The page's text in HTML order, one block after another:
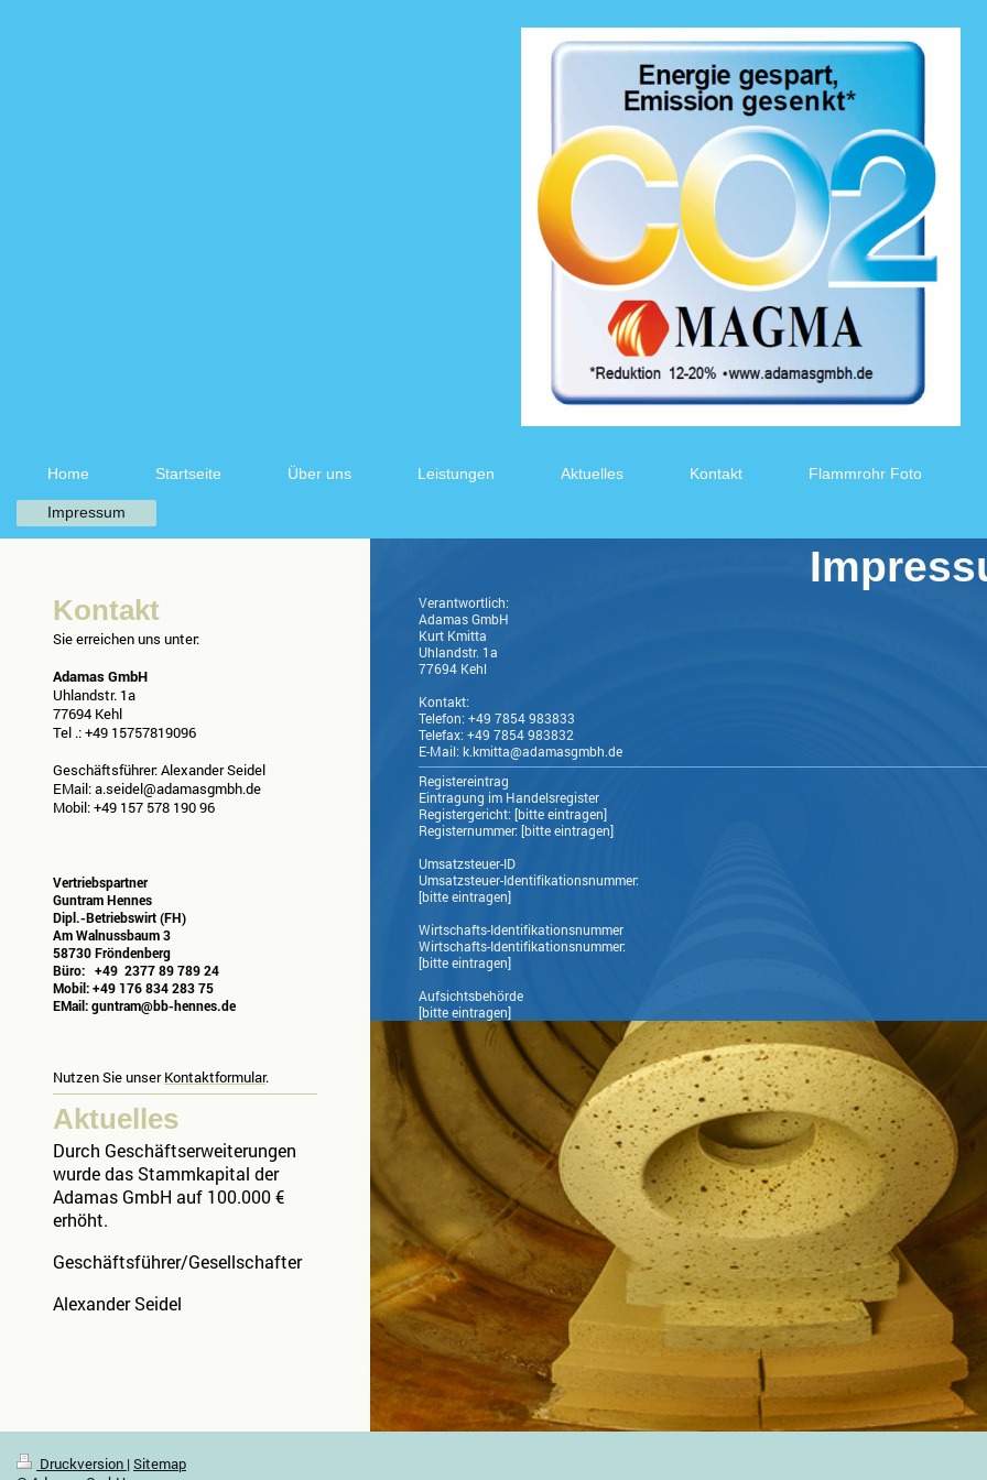
Home Startseite Über uns Leistungen Aktuelles Kontakt Flammrohr Foto
Impressum
Verantwortlich:
Adamas GmbH
Kurt Kmitta
Uhlandstr. 1a
77694 Kehl
Kontakt:
Telefon: +49 7854 983833
Telefax: +49 7854 983832
E-Mail: k.kmitta@adamasgmbh.de
Registereintrag
Eintragung im Handelsregister
Registergericht: [bitte eintragen]
Registernummer: [bitte eintragen]
Umsatzsteuer-ID
Umsatzsteuer-Identifikationsnummer:
[bitte eintragen]
Wirtschafts-Identifikationsnummer
Wirtschafts-Identifikationsnummer:
[bitte eintragen]
Aufsichtsbehörde
[bitte eintragen]
Kontakt
Sie erreichen uns unter:
Adamas GmbH
Uhlandstr. 1a
77694 Kehl
Tel .: +49 15757819096
Geschäftsführer: Alexander Seidel
EMail: a.seidel@adamasgmbh.de
Mobil: +49 157 578 190 96
Vertriebspartner
Guntram Hennes
Dipl.-Betriebswirt (FH)
Am Walnussbaum 3
58730 Fröndenberg
Büro: +49 2377 89 789 24
Mobil: +49 176 834 283 75
EMail: guntram@bb-hennes.de
Nutzen Sie unser Kontaktformular.
Aktuelles
Durch Geschäftserweiterungen
wurde das Stammkapital der
Adamas GmbH auf 100.000 €
erhöht.
Geschäftsführer/Gesellschafter
Alexander Seidel
Druckversion | Sitemap